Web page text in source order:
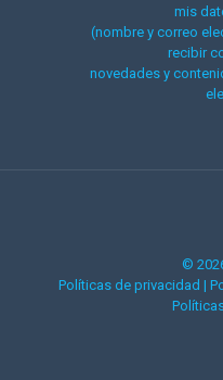
mis
(nombre y correo
recibir
novedades y
©
Políticas de privacidad |